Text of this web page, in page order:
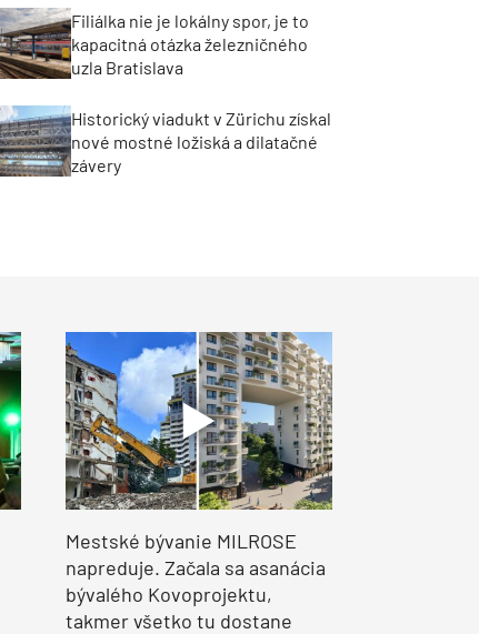
Mestské bývanie MILROSE
napreduje. Začala sa asanácia
bývalého Kovoprojektu,
takmer všetko tu dostane
Filiálka nie je lokálny spor, je to
kapacitná otázka železničného
uzla Bratislava
Historický viadukt v Zürichu získal
nové mostné ložiská a dilatačné
závery